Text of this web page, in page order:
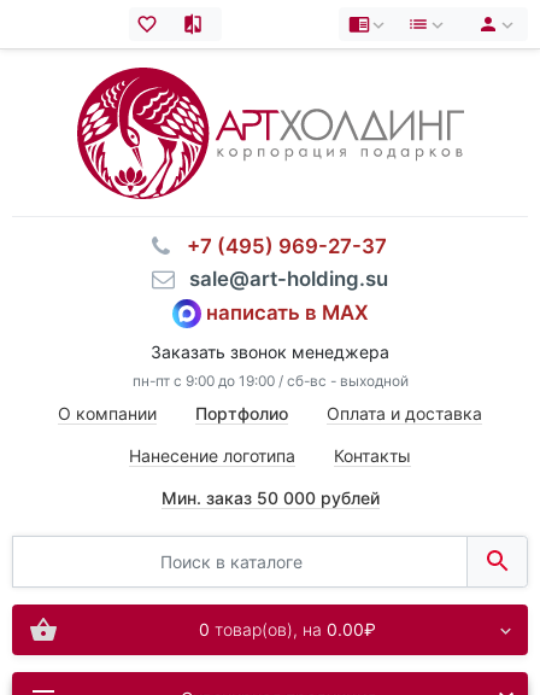
⠀+7 (495) 969-27-37
⠀sale@art-holding.su
написать в MAX
Заказать звонок менеджера
пн-пт с 9:00 до 19:00 / сб-вс - выходной
О компании Портфолио Оплата и доставка
Нанесение логотипа Контакты
Мин. заказ 50 000 рублей
0 товар(ов), на 0.00₽